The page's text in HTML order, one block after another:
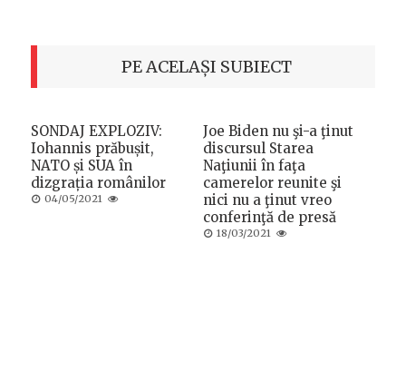
PE ACELAȘI SUBIECT
SONDAJ EXPLOZIV:
Iohannis prăbușit,
NATO și SUA în
dizgrația românilor
Posted
04/05/2021
Joe Biden nu şi-a ţinut
discursul Starea
Naţiunii în faţa
camerelor reunite şi
nici nu a ţinut vreo
conferinţă de presă
Posted
18/03/2021